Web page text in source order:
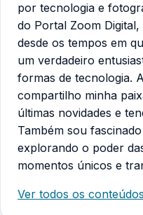
por tecnologia e
do Portal Zoom
desde os tempos em
um verdadeiro
formas de tecnologia.
compartilho minha
últimas novidades e
Também sou
explorando o poder
momentos únicos e
Ver todos os conteúdos